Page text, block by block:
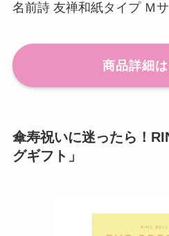
名前詩 友禅和紙タイプ Ｍ
商品詳細
傘寿祝いに迷ったら！
グギフト」